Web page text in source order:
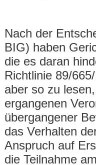
Nach der
BIG) haben
die es daran
Richtlinie 89/
aber so zu
ergangenen
übergangener
das Verhalten
Anspruch auf
die Teilnahme